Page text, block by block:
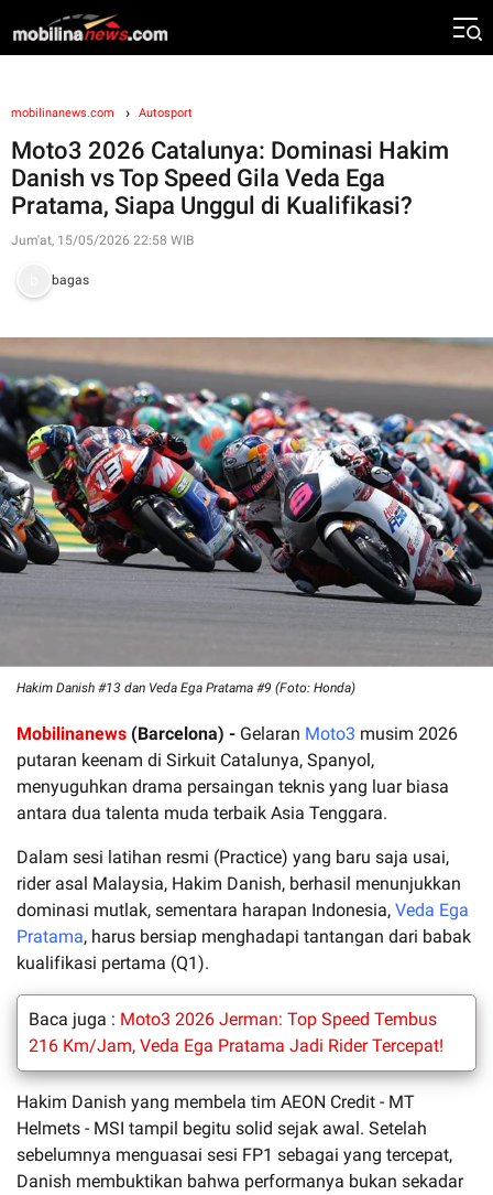
mobilinanews.com Autosport
Moto3 2026 Catalunya: Dominasi Hakim
Danish vs Top Speed Gila Veda Ega
Pratama, Siapa Unggul di Kualifikasi?
Jum'at, 15/05/2026 22:58 WIB
bagas
Hakim Danish #13 dan Veda Ega Pratama #9 (Foto: Honda)
Mobilinanews (Barcelona) - Gelaran Moto3 musim 2026
putaran keenam di Sirkuit Catalunya, Spanyol,
menyuguhkan drama persaingan teknis yang luar biasa
antara dua talenta muda terbaik Asia Tenggara.
Dalam sesi latihan resmi (Practice) yang baru saja usai,
rider asal Malaysia, Hakim Danish, berhasil menunjukkan
dominasi mutlak, sementara harapan Indonesia, Veda Ega
Pratama, harus bersiap menghadapi tantangan dari babak
kualifikasi pertama (Q1).
Baca juga : Moto3 2026 Jerman: Top Speed Tembus
216 Km/Jam, Veda Ega Pratama Jadi Rider Tercepat!
Hakim Danish yang membela tim AEON Credit - MT
Helmets - MSI tampil begitu solid sejak awal. Setelah
sebelumnya menguasai sesi FP1 sebagai yang tercepat,
Danish membuktikan bahwa performanya bukan sekadar